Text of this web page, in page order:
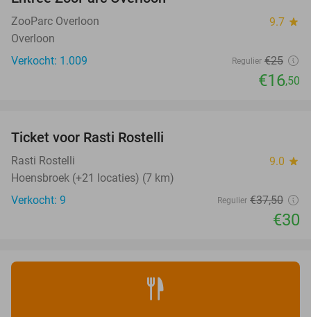
ZooParc Overloon 9.7 star
Overloon
Verkocht: 1.009
Regulier €25
€16,50
TODAY
Ticket voor Rasti Rostelli
Rasti Rostelli 9.0 star
Hoensbroek (+21 locaties) (7 km)
Verkocht: 9
Regulier €37,50
€30